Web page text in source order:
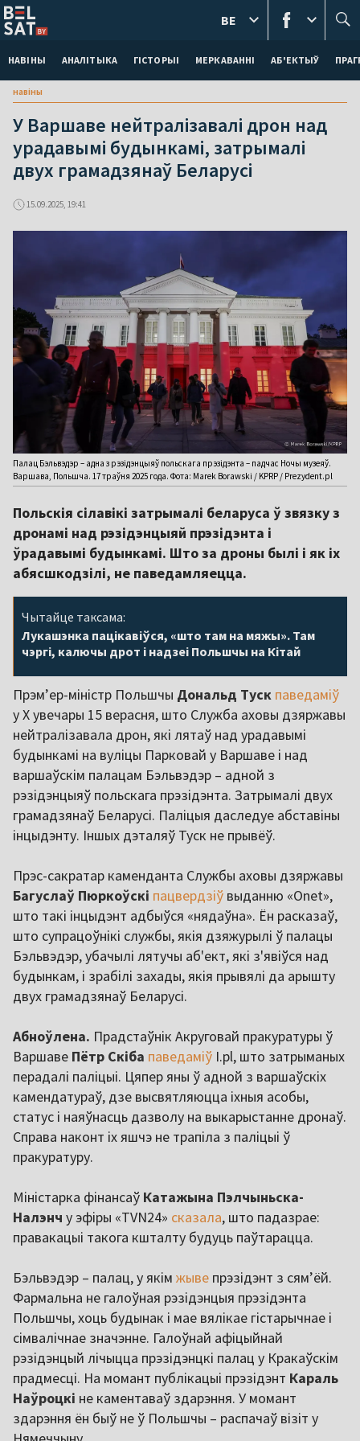
НАВІНЫ АНАЛІТЫКА ГІСТОРЫІ МЕРКАВАННI АБ'ЕКТЫЎ
BE
навіны
У Варшаве нейтралізавалі дрон над
урадавымі будынкамі, затрымалі
двух грамадзянаў Беларусі
15.09.2025, 19:41
Палац Бэльвэдэр – адна з рэзідэнцыяў польскага прэзідэнта – падчас Ночы музеяў.
Варшава, Польшча. 17 траўня 2025 года. Фота: Marek Borawski / KPRP / Prezydent.pl
Польскія сілавікі затрымалі беларуса ў звязку з
дронамі над рэзідэнцыяй прэзідэнта і
ўрадавымі будынкамі. Што за дроны былі і як іх
абясшкодзілі, не паведамляецца.
Чытайце таксама:
Лукашэнка пацікавіўся, «што там на мяжы». Там
чэргі, калючы дрот і надзеі Польшчы на Кітай
Прэм’ер-міністр Польшчы Дональд Туск паведаміў
у X увечары 15 верасня, што Служба аховы дзяржавы
нейтралізавала дрон, які лятаў над урадавымі
будынкамі на вуліцы Парковай у Варшаве і над
варшаўскім палацам Бэльвэдэр – адной з
рэзідэнцыяў польскага прэзідэнта. Затрымалі двух
грамадзянаў Беларусі. Паліцыя даследуе абставіны
інцыдэнту. Іншых дэталяў Туск не прывёў.
Прэс-сакратар каменданта Службы аховы дзяржавы
Багуслаў Пюркоўскі пацвердзіў выданню «Onet»,
што такі інцыдэнт адбыўся «нядаўна». Ён расказаў,
што супрацоўнікі службы, якія дзяжурылі ў палацы
Бэльвэдэр, убачылі лятучы аб'ект, які з'явіўся над
будынкам, і зрабілі захады, якія прывялі да арышту
двух грамадзянаў Беларусі.
Абноўлена. Прадстаўнік Акруговай пракуратуры ў
Варшаве Пётр Скіба паведаміў I.pl, што затрыманых
перадалі паліцыі. Цяпер яны ў адной з варшаўскіх
камендатураў, дзе высвятляюцца іхныя асобы,
статус і наяўнасць дазволу на выкарыстанне дронаў.
Справа наконт іх яшчэ не трапіла з паліцыі ў
пракуратуру.
Міністарка фінансаў Катажына Пэлчыньска-
Налэнч у эфіры «TVN24» сказала, што падазрае:
правакацыі такога кшталту будуць паўтарацца.
Бэльвэдэр – палац, у якім жыве прэзідэнт з сям’ёй.
Фармальна не галоўная рэзідэнцыя прэзідэнта
Польшчы, хоць будынак і мае вялікае гістарычнае і
сімвалічнае значэнне. Галоўнай афіцыйнай
рэзідэнцый лічыцца прэзідэнцкі палац у Кракаўскім
прадмесці. На момант публікацыі прэзідэнт Караль
Наўроцкі не каментаваў здарэння. У момант
здарэння ён быў не ў Польшчы – распачаў візіт у